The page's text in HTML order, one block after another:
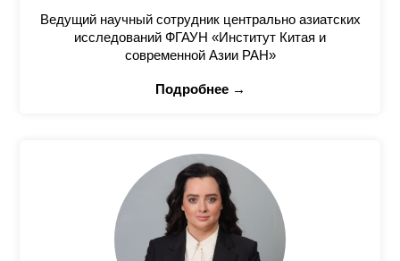
Ведущий научный сотрудник центрально азиатских
исследований ФГАУН «Институт Китая и
современной Азии РАН»
Подробнее →